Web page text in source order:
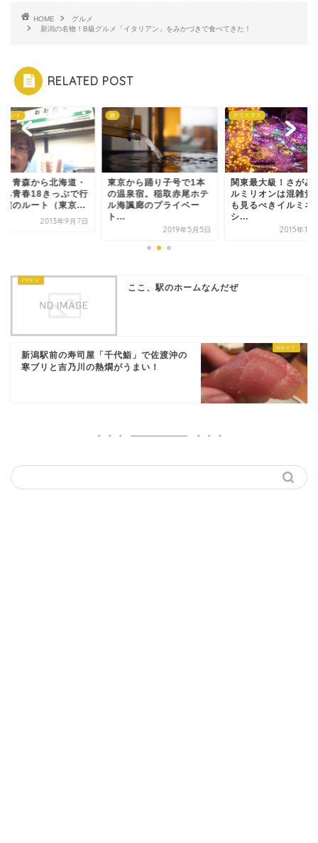
HOME
グルメ
新潟の名物！B級グルメ「イタリアン」をみかづきで食べてきた！
RELATED POST
ベント
、青森から北海道・
へ青春18きっぷで行
僕のルート（東京...
2013年9月7日
旅
東京から踊り子号で1本
の温泉宿。稲取赤尾ホテ
ル海諷廊のプライベー
ト...
2019年5月5日
クリスマス
関東最大級！さがみ
ルミリオンは混雑覚
も見るべきイルミネ
シ...
2015年11
ここ、駅のホームなんだぜ
新潟駅前の寿司屋「千代鮨」で佐渡沖の
寒ブリと吉乃川の熱燗がうまい！